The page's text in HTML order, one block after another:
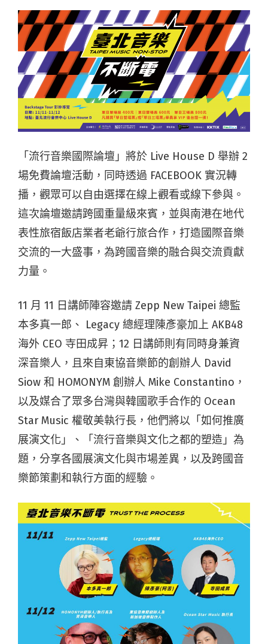
「流行音樂國際論壇」將於 Live House D 舉辦 2
場免費論壇活動，同時透過 FACEBOOK 實況轉
播，觀眾可以自由選擇在線上觀看或線下參與。
這次論壇邀請跨國重量級來賓，並與南港在地代
表性旅宿飯店業者老爺行旅合作，打造國際音樂
交流的一大盛事，為跨國音樂的融合與交流貢獻
力量。
11 月 11 日講師陣容邀請 Zepp New Taipei 總監
本多真一郎、 Legacy 總經理陳彥豪加上 AKB48
海外 CEO 寺田成昇；12 日講師則有同時身兼資
深音樂人，且來自東協音樂節的創辦人 David
Siow 和 HOMONYM 創辦人 Mike Constantino，
以及媒合了眾多台灣與韓國歌手合作的 Ocean
Star Music 權敬美執行長，他們將以「如何推廣
展演文化」、「流行音樂與文化之都的塑造」為
題，分享各國展演文化與市場差異，以及跨國音
樂節策劃和執行方面的經驗。